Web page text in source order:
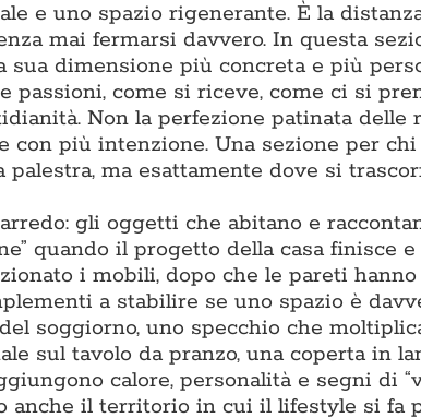
e uno spazio rigenerante. È la
mai fermarsi davvero. In questa
dimensione più concreta e più
passioni, come si riceve, come ci si
Non la perfezione patinata delle
con più intenzione. Una sezione per
ma esattamente dove si
gli oggetti che abitano e
quando il progetto della casa finisce
i mobili, dopo che le pareti
a stabilire se uno spazio è
soggiorno, uno specchio che
sul tavolo da pranzo, una coperta in
calore, personalità e segni di
anche il territorio in cui il lifestyle si fa